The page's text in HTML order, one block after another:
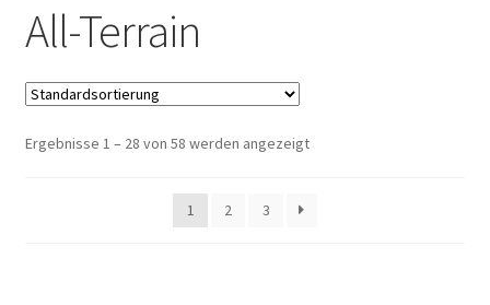
Vorsicht Internetbetrug
Über FunShop
Impressum
Zum Onlineshop in der Web Version
All-Terrain
Ergebnisse 1 – 28 von 58 werden angezeigt
1 2 3